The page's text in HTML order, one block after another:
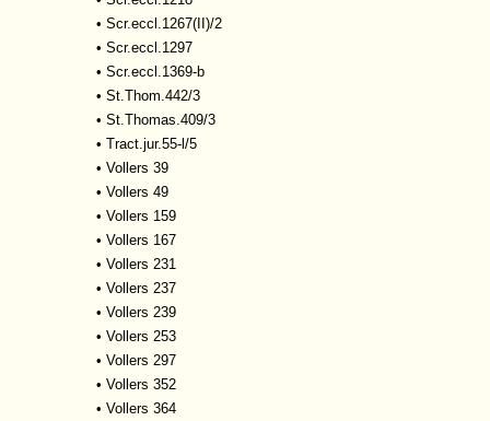
• Scr.eccl.1267(II)/2
• Scr.eccl.1297
• Scr.eccl.1369-b
• St.Thom.442/3
• St.Thomas.409/3
• Tract.jur.55-l/5
• Vollers 39
• Vollers 49
• Vollers 159
• Vollers 167
• Vollers 231
• Vollers 237
• Vollers 239
• Vollers 253
• Vollers 297
• Vollers 352
• Vollers 364